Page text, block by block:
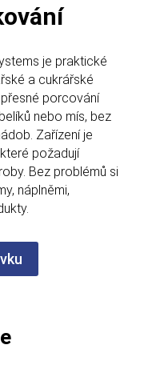
je praktické
a cukrářské
porcování
nebo mís, bez
Zařízení je
požadují
Bez problémů si
náplněmi,